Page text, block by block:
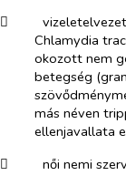
​
Chlamydia
okozott nem
betegség
más néven
ellenjavallata
​
női nemi